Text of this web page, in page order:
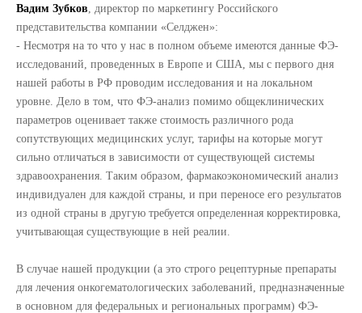
Вадим Зубков , директор по маркетингу Российского
представительства компании «Селджен»:
- Несмотря на то что у нас в полном объеме имеются данные ФЭ-
исследований, проведенных в Европе и США, мы с первого дня
нашей работы в РФ проводим исследования и на локальном
уровне. Дело в том, что ФЭ-анализ помимо общеклинических
параметров оценивает также стоимость различного рода
сопутствующих медицинских услуг, тарифы на которые могут
сильно отличаться в зависимости от существующей системы
здравоохранения. Таким образом, фармакоэкономический анализ
индивидуален для каждой страны, и при переносе его результатов
из одной страны в другую требуется определенная корректировка,
учитывающая существующие в ней реалии.
В случае нашей продукции (а это строго рецептурные препараты
для лечения онкогематологических заболеваний, предназначенные
в основном для федеральных и региональных программ) ФЭ-